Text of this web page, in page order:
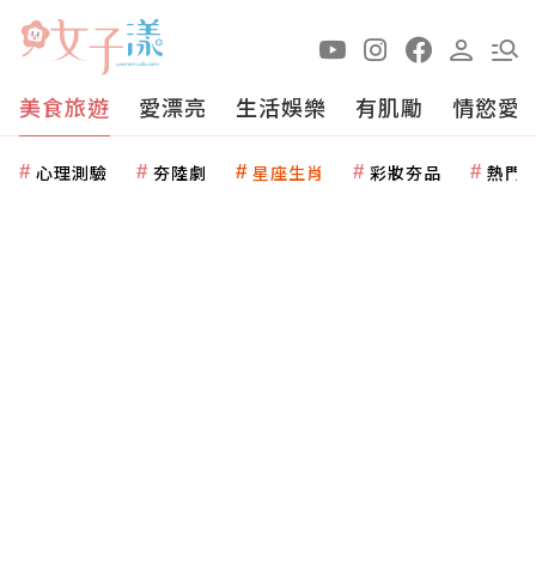
美食旅遊 愛漂亮 生活娛樂 有肌勵 情慾愛
心理測驗 夯陸劇 星座生肖 彩妝夯品 熱門